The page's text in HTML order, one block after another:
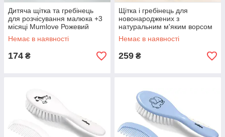
Дитяча щітка та гребінець
для розчісування малюка +3
місяці Mumlove Рожевий
Немає в наявності
174 ₴
Щітка і гребінець для
новонароджених з
натуральним м'яким ворсом
дитячий набір з двох
предметів MegaZayka сірий
Немає в наявності
259 ₴